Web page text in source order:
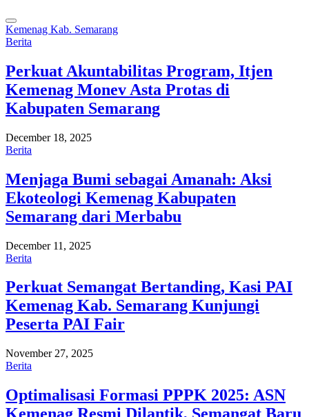
Kemenag Kab. Semarang
Berita
Perkuat Akuntabilitas Program, Itjen
Kemenag Monev Asta Protas di
Kabupaten Semarang
December 18, 2025
Berita
Menjaga Bumi sebagai Amanah: Aksi
Ekoteologi Kemenag Kabupaten
Semarang dari Merbabu
December 11, 2025
Berita
Perkuat Semangat Bertanding, Kasi PAI
Kemenag Kab. Semarang Kunjungi
Peserta PAI Fair
November 27, 2025
Berita
Optimalisasi Formasi PPPK 2025: ASN